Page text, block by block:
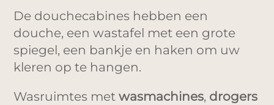
De douchecabines hebben een
douche, een wastafel met een grote
spiegel, een bankje en haken om uw
kleren op te hangen.
Wasruimtes metwasmachines, drogers